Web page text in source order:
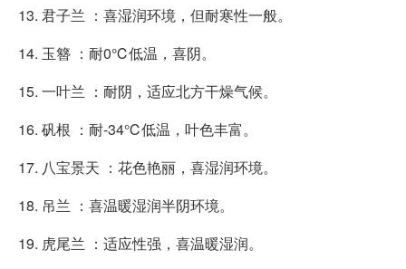
13. 君子兰 ：喜湿润环境，但耐寒性一般。
14. 玉簪 ：耐0℃低温，喜阴。
15. 一叶兰 ：耐阴，适应北方干燥气候。
16. 矾根 ：耐-34℃低温，叶色丰富。
17. 八宝景天 ：花色艳丽，喜湿润环境。
18. 吊兰 ：喜温暖湿润半阴环境。
19. 虎尾兰 ：适应性强，喜温暖湿润。